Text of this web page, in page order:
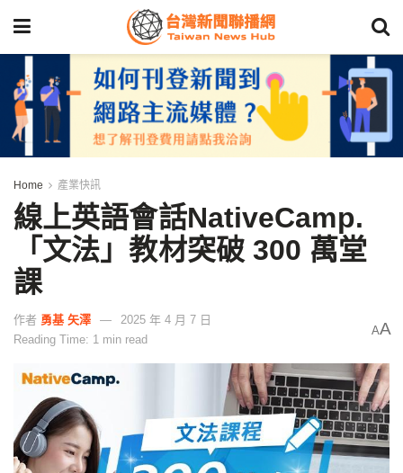
Home 產業快訊
線上英語會話NativeCamp.
「文法」教材突破 300 萬堂
課
作者 勇基 矢澤
2025 年 4 月 7 日
Reading Time: 1 min read
AA